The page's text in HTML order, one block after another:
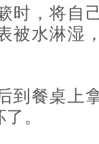
，将自
被水淋湿
餐桌上
。